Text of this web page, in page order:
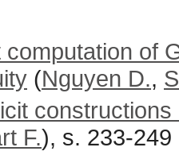
computation of
(Nguyen D.,
F.), s. 233-249